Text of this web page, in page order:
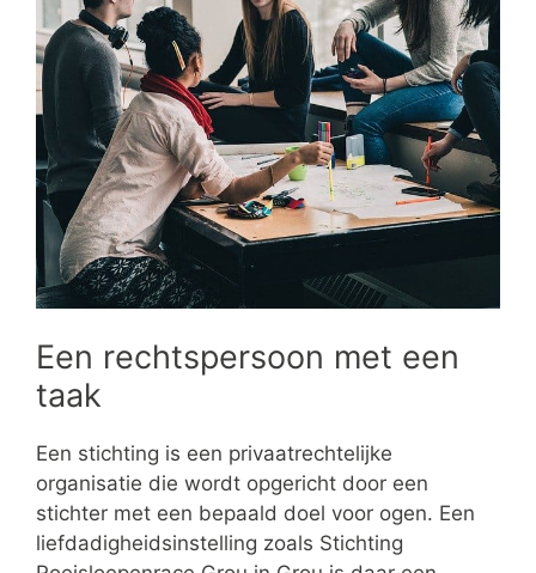
Een rechtspersoon met een
taak
Een stichting is een privaatrechtelijke
organisatie die wordt opgericht door een
stichter met een bepaald doel voor ogen. Een
liefdadigheidsinstelling zoals Stichting